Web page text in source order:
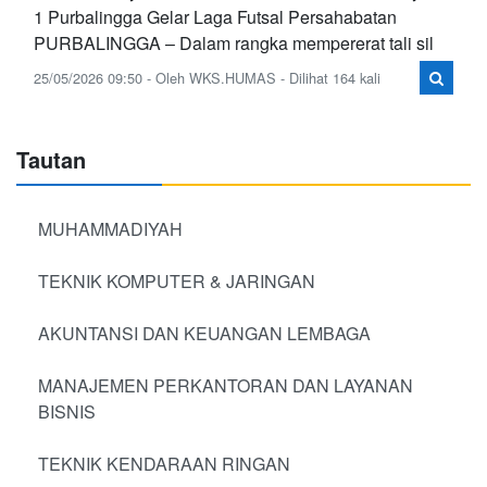
1 Purbalingga Gelar Laga Futsal Persahabatan
PURBALINGGA – Dalam rangka mempererat tali sil
25/05/2026 09:50 - Oleh WKS.HUMAS - Dilihat 164 kali
Tautan
MUHAMMADIYAH
TEKNIK KOMPUTER & JARINGAN
AKUNTANSI DAN KEUANGAN LEMBAGA
MANAJEMEN PERKANTORAN DAN LAYANAN
BISNIS
TEKNIK KENDARAAN RINGAN